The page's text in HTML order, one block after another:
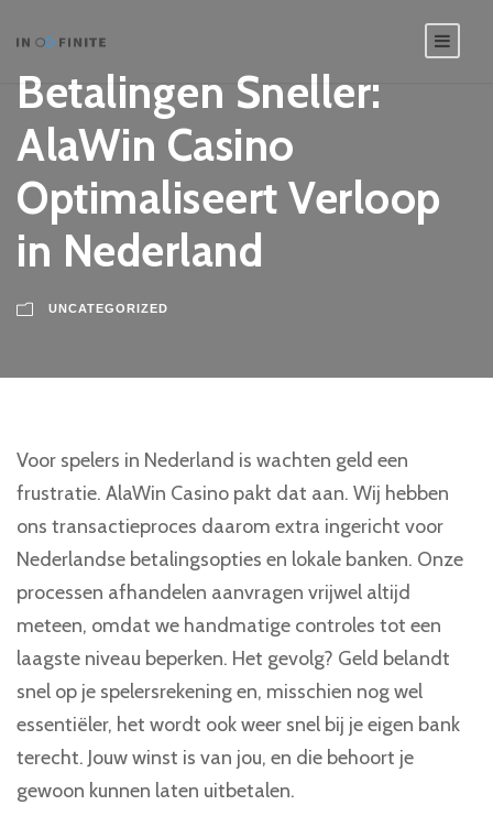
Betalingen Sneller:
AlaWin Casino
Optimaliseert Verloop
in Nederland
UNCATEGORIZED
Voor spelers in Nederland is wachten geld een
frustratie. AlaWin Casino pakt dat aan. Wij hebben
ons transactieproces daarom extra ingericht voor
Nederlandse betalingsopties en lokale banken. Onze
processen afhandelen aanvragen vrijwel altijd
meteen, omdat we handmatige controles tot een
laagste niveau beperken. Het gevolg? Geld belandt
snel op je spelersrekening en, misschien nog wel
essentiëler, het wordt ook weer snel bij je eigen bank
terecht. Jouw winst is van jou, en die behoort je
gewoon kunnen laten uitbetalen.